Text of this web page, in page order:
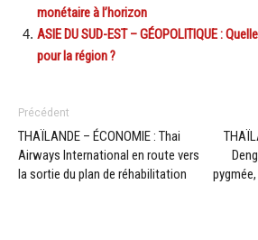
monétaire à l’horizon
ASIE DU SUD-EST – GÉOPOLITIQUE :
pour la région ?
Précédent
THAÏLANDE – ÉCONOMIE : Thai
Airways International en route vers
la sortie du plan de réhabilitation